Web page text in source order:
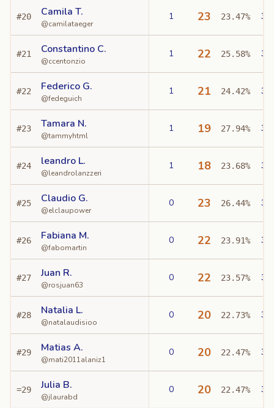
#20 Camila T.
@camilataeger
1 23 23.47% 3
#21 Constantino C.
@ccentonzio
1 22 25.58% 3
#22 Federico G.
@fedeguich
1 21 24.42% 3
#23 Tamara N.
@tammyhtml
1 19 27.94% 3
#24 leandro L.
@leandrolanzzeri
1 18 23.68% 3
#25 Claudio G.
@elclaupower
0 23 26.44% 3
#26 Fabiana M.
@fabomartin
0 22 23.91% 3
#27 Juan R.
@rosjuan63
0 22 23.57% 3
#28 Natalia L.
@natalaudisioo
0 20 22.73% 3
#29 Matias A.
@mati2011alaniz1
0 20 22.47% 3
=29 Julia B.
@jlaurabd
0 20 22.47% 3